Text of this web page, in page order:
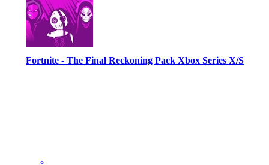
Fortnite - The Final Reckoning Pack Xbox Series X/S